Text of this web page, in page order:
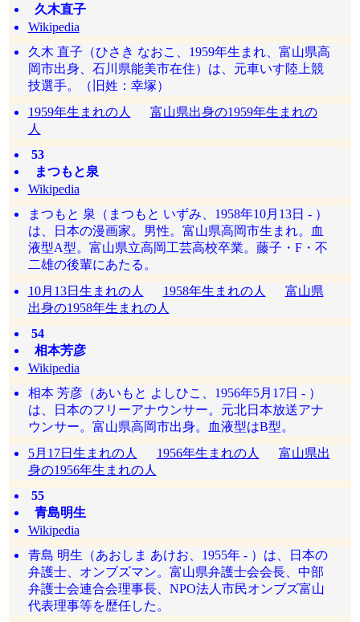
久木直子
Wikipedia
久木 直子（ひさき なおこ、1959年生まれ、富山県高
岡市出身、石川県能美市在住）は、元車いす陸上競
技選手。（旧姓：幸塚）
1959年生まれの人
富山県出身の1959年生まれの
人
53
まつもと泉
Wikipedia
まつもと 泉（まつもと いずみ、1958年10月13日 - ）
は、日本の漫画家。男性。富山県高岡市生まれ。血
液型A型。富山県立高岡工芸高校卒業。藤子・F・不
二雄の後輩にあたる。
10月13日生まれの人
1958年生まれの人
富山県
出身の1958年生まれの人
54
相本芳彦
Wikipedia
相本 芳彦（あいもと よしひこ、1956年5月17日 - ）
は、日本のフリーアナウンサー。元北日本放送アナ
ウンサー。富山県高岡市出身。血液型はB型。
5月17日生まれの人
1956年生まれの人
富山県出
身の1956年生まれの人
55
青島明生
Wikipedia
青島 明生（あおしま あけお、1955年 - ）は、日本の
弁護士、オンブズマン。富山県弁護士会会長、中部
弁護士会連合会理事長、NPO法人市民オンブズ富山
代表理事等を歴任した。